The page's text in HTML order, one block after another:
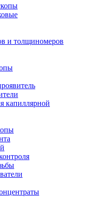
и толщиномеров
капиллярной